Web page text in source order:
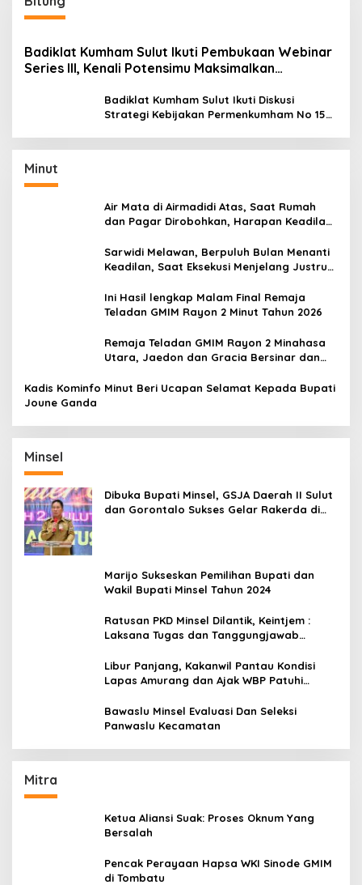
Badiklat Kumham Sulut Ikuti Pembukaan Webinar
Series III, Kenali Potensimu Maksimalkan
Badiklat Kumham Sulut Ikuti Diskusi
Strategi Kebijakan Permenkumham No 15
Minut
Air Mata di Airmadidi Atas, Saat Rumah
dan Pagar Dirobohkan, Harapan Keadilan
Sarwidi Melawan, Berpuluh Bulan Menanti
Keadilan, Saat Eksekusi Menjelang Justru
Ini Hasil lengkap Malam Final Remaja
Teladan GMIM Rayon 2 Minut Tahun 2026
Remaja Teladan GMIM Rayon 2 Minahasa
Utara, Jaedon dan Gracia Bersinar dan
Kadis Kominfo Minut Beri Ucapan Selamat Kepada Bupati
Joune Ganda
Minsel
Dibuka Bupati Minsel, GSJA Daerah II Sulut
dan Gorontalo Sukses Gelar Rakerda di
Marijo Sukseskan Pemilihan Bupati dan
Wakil Bupati Minsel Tahun 2024
Ratusan PKD Minsel Dilantik, Keintjem :
Laksana Tugas dan Tanggungjawab
Libur Panjang, Kakanwil Pantau Kondisi
Lapas Amurang dan Ajak WBP Patuhi
Bawaslu Minsel Evaluasi Dan Seleksi
Panwaslu Kecamatan
Mitra
Ketua Aliansi Suak: Proses Oknum Yang
Bersalah
Pencak Perayaan Hapsa WKI Sinode GMIM
di Tombatu